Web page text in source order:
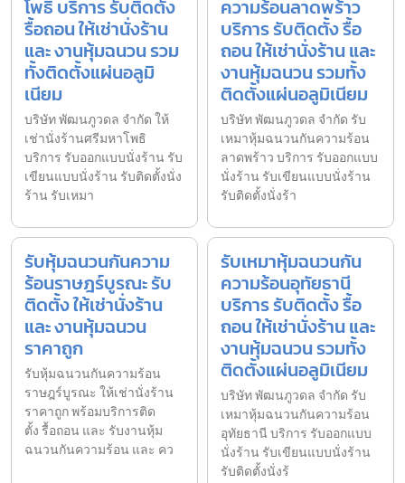
โพธิ บริการ รับติดตั้ง
รื้อถอน ให้เช่านั่งร้าน
และ งานหุ้มฉนวน รวม
ทั้งติดตั้งแผ่นอลูมิ
เนียม
บริษัท พัฒนภูวดล จำกัด ให้
เช่านั่งร้านศรีมหาโพธิ
บริการ รับออกแบบนั่งร้าน รับ
เขียนแบบนั่งร้าน รับติดตั้งนั่ง
ร้าน รับเหมา
ความร้อนลาดพร้าว
บริการ รับติดตั้ง รื้อ
ถอน ให้เช่านั่งร้าน และ
งานหุ้มฉนวน รวมทั้ง
ติดตั้งแผ่นอลูมิเนียม
บริษัท พัฒนภูวดล จำกัด รับ
เหมาหุ้มฉนวนกันความร้อน
ลาดพร้าว บริการ รับออกแบบ
นั่งร้าน รับเขียนแบบนั่งร้าน
รับติดตั้งนั่งร้า
รับหุ้มฉนวนกันความ
ร้อนราษฎร์บูรณะ รับ
ติดตั้ง ให้เช่านั่งร้าน
และ งานหุ้มฉนวน
ราคาถูก
รับหุ้มฉนวนกันความร้อน
ราษฎร์บูรณะ ให้เช่านั่งร้าน
ราคาถูก พร้อมบริการติด
ตั้ง รื้อถอน และ รับงานหุ้ม
ฉนวนกันความร้อน และ คว
รับเหมาหุ้มฉนวนกัน
ความร้อนอุทัยธานี
บริการ รับติดตั้ง รื้อ
ถอน ให้เช่านั่งร้าน และ
งานหุ้มฉนวน รวมทั้ง
ติดตั้งแผ่นอลูมิเนียม
บริษัท พัฒนภูวดล จำกัด รับ
เหมาหุ้มฉนวนกันความร้อน
อุทัยธานี บริการ รับออกแบบ
นั่งร้าน รับเขียนแบบนั่งร้าน
รับติดตั้งนั่งร้